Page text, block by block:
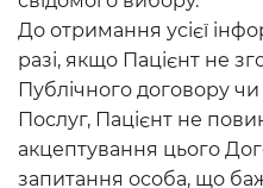
До отримання усієї
разі, якщо Пацієнт не
Публічного договору
Послуг, Пацієнт не
акцептування цього
запитання особа, що